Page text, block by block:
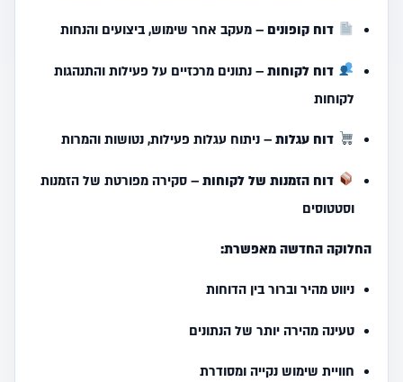
דוח קופונים – מעקב אחר שימוש, ביצועים והנחות
דוח לקוחות– נתונים מרכזיים על פעילות והתנהגות
לקוחות
דוח עגלות– ניתוח עגלות פעילות, נטושות והמרות
דוח הזמנות של לקוחות– סקירה מפורטת של הזמנות
וסטטוסים
החלוקה החדשה מאפשרת:
ניווט מהיר וברור בין הדוחות
טעינה מהירה יותר של הנתונים
חוויית שימוש נקייה ומסודרת